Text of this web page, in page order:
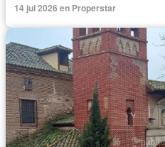
14 jul 2026 en Properstar